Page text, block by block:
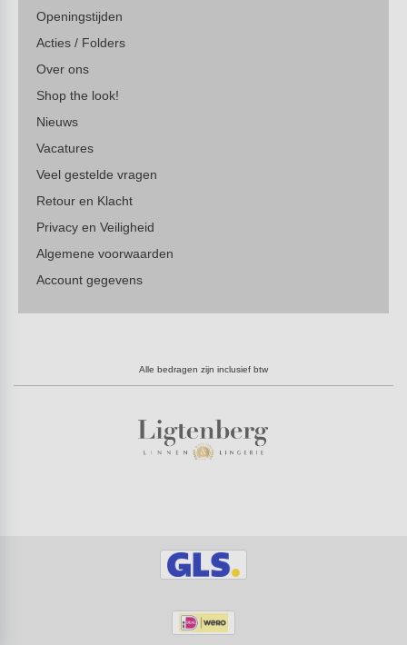
Openingstijden
Acties / Folders
Over ons
Shop the look!
Nieuws
Vacatures
Veel gestelde vragen
Retour en Klacht
Privacy en Veiligheid
Algemene voorwaarden
Account gegevens
Alle bedragen zijn inclusief btw